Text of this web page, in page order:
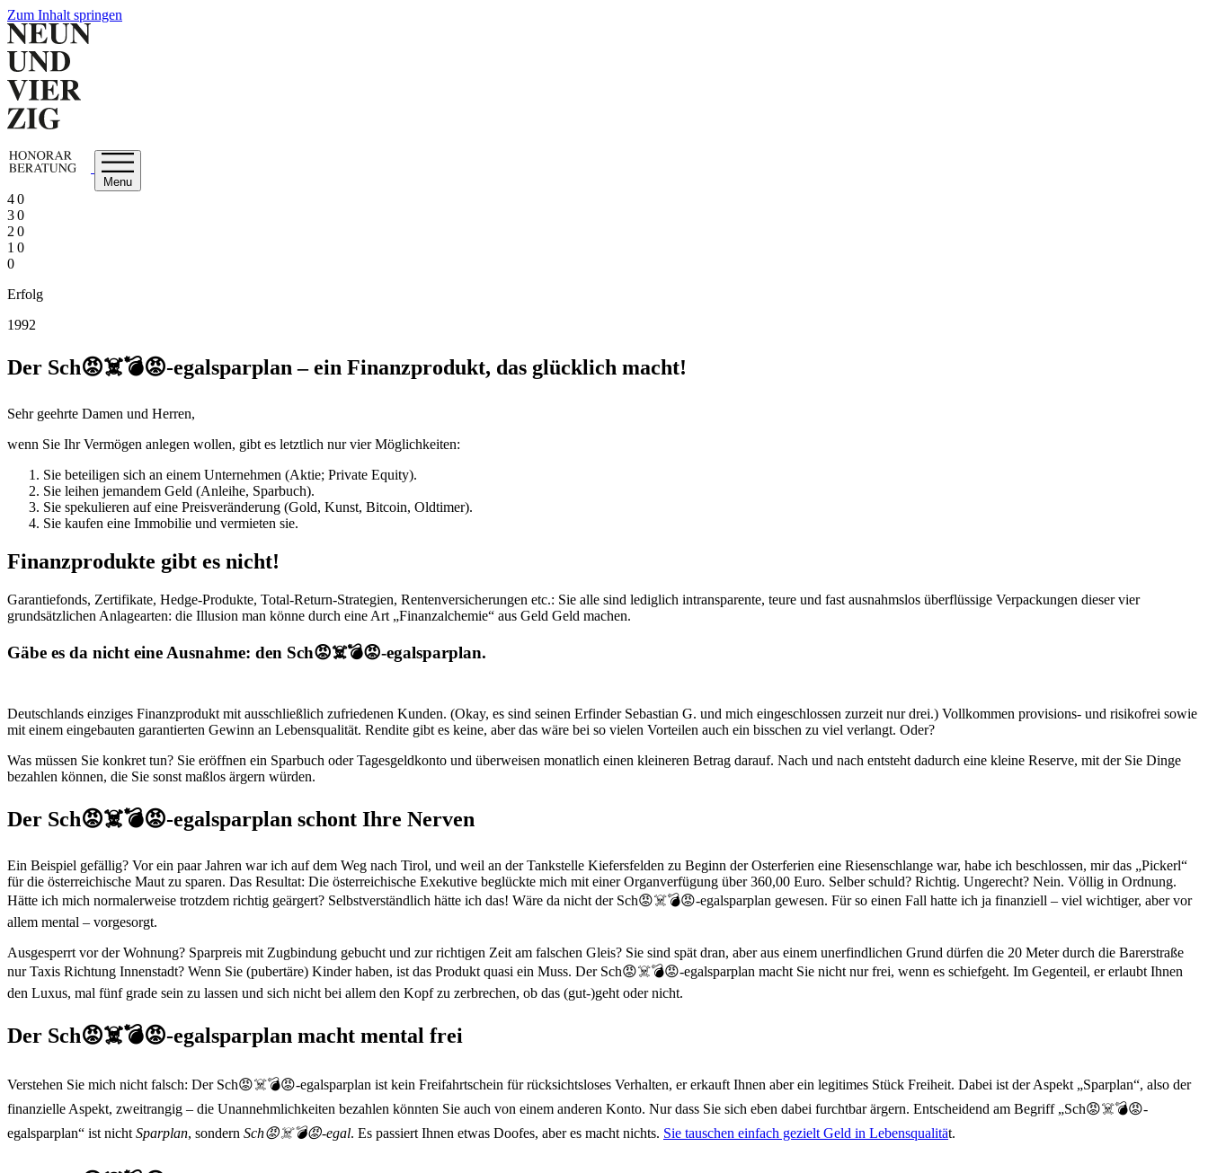
Zum Inhalt springen
Menu
4 0
3 0
2 0
1 0
0
Erfolg
1992
Der Sch😡☠️💣😡-egalsparplan ‒ ein Finanzprodukt, das glücklich macht!
Sehr geehrte Damen und Herren,
wenn Sie Ihr Vermögen anlegen wollen, gibt es letztlich nur vier Möglichkeiten:
Sie beteiligen sich an einem Unternehmen (Aktie; Private Equity).
Sie leihen jemandem Geld (Anleihe, Sparbuch).
Sie spekulieren auf eine Preisveränderung (Gold, Kunst, Bitcoin, Oldtimer).
Sie kaufen eine Immobilie und vermieten sie.
Finanzprodukte gibt es nicht!
Garantiefonds, Zertifikate, Hedge-Produkte, Total-Return-Strategien, Rentenversicherungen etc.: Sie alle sind lediglich intransparente, teure und fast ausnahmslos überflüssige Verpackungen dieser vier
grundsätzlichen Anlagearten: die Illusion man könne durch eine Art „Finanzalchemie“ aus Geld Geld machen.
Gäbe es da nicht eine Ausnahme: den Sch😡☠️💣😡-egalsparplan.
Deutschlands einziges Finanzprodukt mit ausschließlich zufriedenen Kunden. (Okay, es sind seinen Erfinder Sebastian G. und mich eingeschlossen zurzeit nur drei.) Vollkommen provisions- und risikofrei sowie
mit einem eingebauten garantierten Gewinn an Lebensqualität. Rendite gibt es keine, aber das wäre bei so vielen Vorteilen auch ein bisschen zu viel verlangt. Oder?
Was müssen Sie konkret tun? Sie eröffnen ein Sparbuch oder Tagesgeldkonto und überweisen monatlich einen kleineren Betrag darauf. Nach und nach entsteht dadurch eine kleine Reserve, mit der Sie Dinge
bezahlen können, die Sie sonst maßlos ärgern würden.
Der Sch😡☠️💣😡-egalsparplan schont Ihre Nerven
Ein Beispiel gefällig? Vor ein paar Jahren war ich auf dem Weg nach Tirol, und weil an der Tankstelle Kiefersfelden zu Beginn der Osterferien eine Riesenschlange war, habe ich beschlossen, mir das „Pickerl“
für die österreichische Maut zu sparen. Das Resultat: Die österreichische Exekutive beglückte mich mit einer Organverfügung über 360,00 Euro. Selber schuld? Richtig. Ungerecht? Nein. Völlig in Ordnung.
Hätte ich mich normalerweise trotzdem richtig geärgert? Selbstverständlich hätte ich das! Wäre da nicht der Sch😡☠️💣😡-egalsparplan gewesen. Für so einen Fall hatte ich ja finanziell ‒ viel wichtiger, aber vor
allem mental ‒ vorgesorgt.
Ausgesperrt vor der Wohnung? Sparpreis mit Zugbindung gebucht und zur richtigen Zeit am falschen Gleis? Sie sind spät dran, aber aus einem unerfindlichen Grund dürfen die 20 Meter durch die Barerstraße
nur Taxis Richtung Innenstadt? Wenn Sie (pubertäre) Kinder haben, ist das Produkt quasi ein Muss. Der Sch😡☠️💣😡-egalsparplan macht Sie nicht nur frei, wenn es schiefgeht. Im Gegenteil, er erlaubt Ihnen
den Luxus, mal fünf grade sein zu lassen und sich nicht bei allem den Kopf zu zerbrechen, ob das (gut-)geht oder nicht.
Der Sch😡☠️💣😡-egalsparplan macht mental frei
Verstehen Sie mich nicht falsch: Der Sch😡☠️💣😡-egalsparplan ist kein Freifahrtschein für rücksichtsloses Verhalten, er erkauft Ihnen aber ein legitimes Stück Freiheit. Dabei ist der Aspekt „Sparplan“, also der
finanzielle Aspekt, zweitrangig – die Unannehmlichkeiten bezahlen könnten Sie auch von einem anderen Konto. Nur dass Sie sich eben dabei furchtbar ärgern. Entscheidend am Begriff „Sch😡☠️💣😡-
egalsparplan“ ist nicht Sparplan, sondern Sch😡☠️💣😡-egal. Es passiert Ihnen etwas Doofes, aber es macht nichts. Sie tauschen einfach gezielt Geld in Lebensqualität.